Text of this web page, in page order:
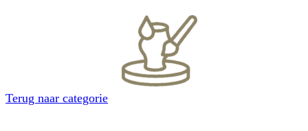
Terug naar categorie